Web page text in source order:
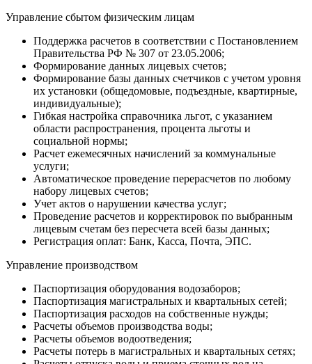
Управление сбытом физическим лицам
Поддержка расчетов в соответствии с Постановлением
Правительства РФ № 307 от 23.05.2006;
Формирование данных лицевых счетов;
Формирование базы данных счетчиков с учетом уровня
их установки (общедомовые, подъездные, квартирные,
индивидуальные);
Гибкая настройка справочника льгот, с указанием
области распространения, процента льготы и
социальной нормы;
Расчет ежемесячных начислений за коммунальные
услуги;
Автоматическое проведение перерасчетов по любому
набору лицевых счетов;
Учет актов о нарушении качества услуг;
Проведение расчетов и корректировок по выбранным
лицевым счетам без пересчета всей базы данных;
Регистрация оплат: Банк, Касса, Почта, ЭПС.
Управление производством
Паспортизация оборудования водозаборов;
Паспортизация магистральных и квартальных сетей;
Паспортизация расходов на собственные нужды;
Расчеты объемов производства воды;
Расчеты объемов водоотведения;
Расчеты потерь в магистральных и квартальных сетях;